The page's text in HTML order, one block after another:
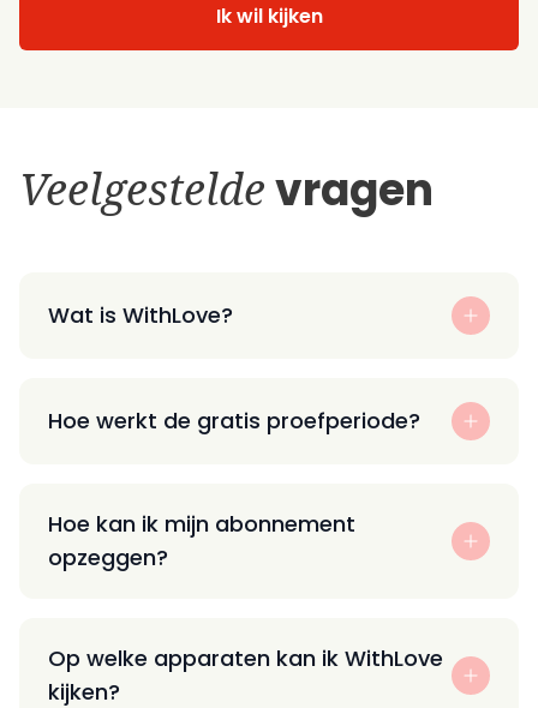
Ik wil kijken
Veelgesteldevragen
Wat is WithLove?
Hoe werkt de gratis proefperiode?
Hoe kan ik mijn abonnement
opzeggen?
Op welke apparaten kan ik WithLove
kijken?